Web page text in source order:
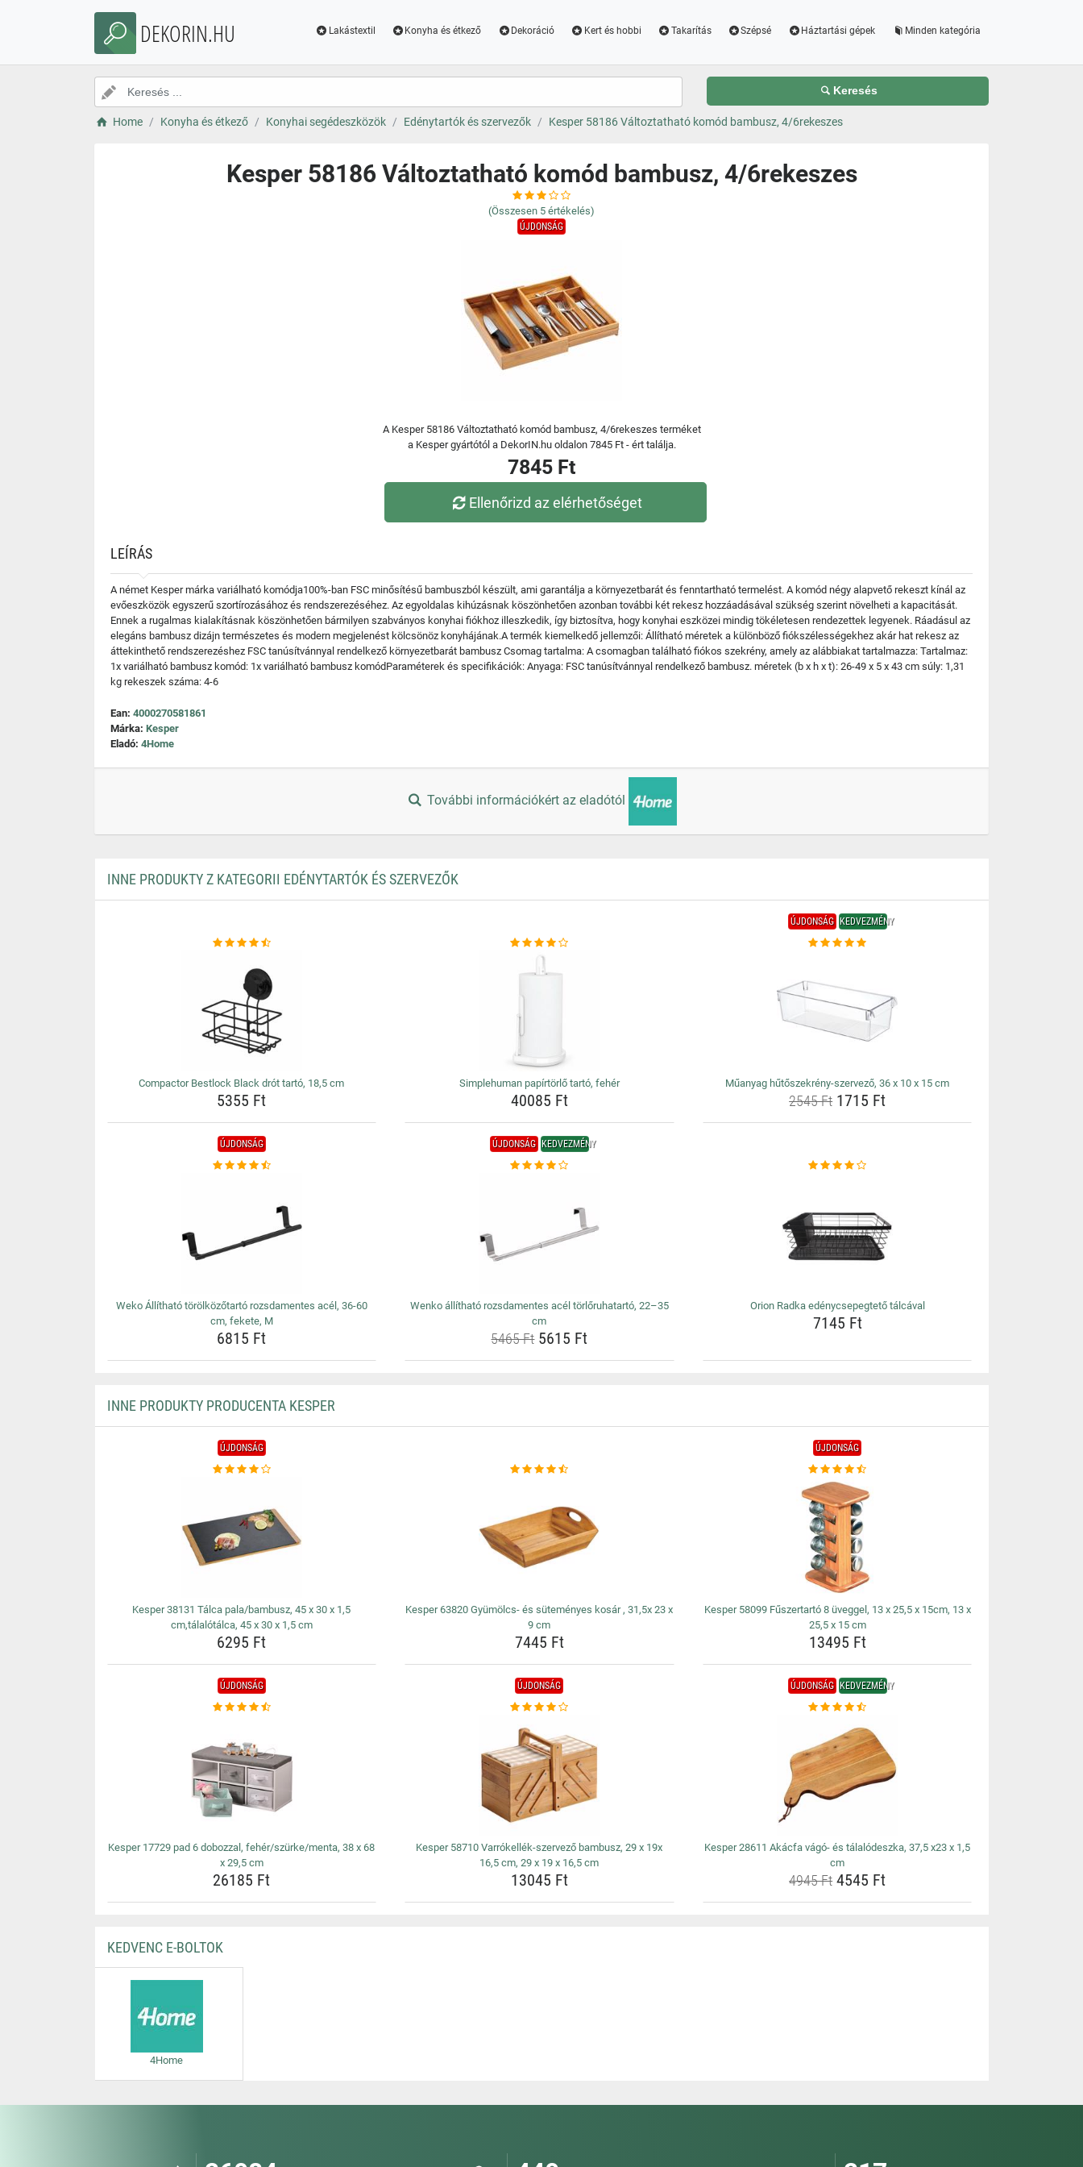
DEKORIN.HU Lakástextil Konyha és étkező Dekoráció Kert és hobbi Takarítás Szépsé Háztartási gépek Minden kategória
Keresés
Home Konyha és étkező Konyhai segédeszközök Edénytartók és szervezők Kesper 58186 Változtatható komód bambusz, 4/6rekeszes
Kesper 58186 Változtatható komód bambusz, 4/6rekeszes
(Összesen 5 értékelés)
ÚJDONSÁG
A Kesper 58186 Változtatható komód bambusz, 4/6rekeszes terméket
a Kesper gyártótól a DekorIN.hu oldalon 7845 Ft - ért találja.
7845 Ft
Ellenőrizd az elérhetőséget
LEÍRÁS
A német Kesper márka variálható komódja100%-ban FSC minősítésű bambuszból készült, ami garantálja a környezetbarát és fenntartható termelést. A komód négy alapvető rekeszt kínál az
evőeszközök egyszerű szortírozásához és rendszerezéséhez. Az egyoldalas kihúzásnak köszönhetően azonban további két rekesz hozzáadásával szükség szerint növelheti a kapacitását.
Ennek a rugalmas kialakításnak köszönhetően bármilyen szabványos konyhai fiókhoz illeszkedik, így biztosítva, hogy konyhai eszközei mindig tökéletesen rendezettek legyenek. Ráadásul az
elegáns bambusz dizájn természetes és modern megjelenést kölcsönöz konyhájának.A termék kiemelkedő jellemzői: Állítható méretek a különböző fiókszélességekhez akár hat rekesz az
áttekinthető rendszerezéshez FSC tanúsítvánnyal rendelkező környezetbarát bambusz Csomag tartalma: A csomagban található fiókos szekrény, amely az alábbiakat tartalmazza: Tartalmaz:
1x variálható bambusz komód: 1x variálható bambusz komódParaméterek és specifikációk: Anyaga: FSC tanúsítvánnyal rendelkező bambusz. méretek (b x h x t): 26-49 x 5 x 43 cm súly: 1,31
kg rekeszek száma: 4-6
Ean: 4000270581861
Márka: Kesper
Eladó: 4Home
További információkért az eladótól
INNE PRODUKTY Z KATEGORII EDÉNYTARTÓK ÉS SZERVEZŐK
Compactor Bestlock Black drót tartó, 18,5 cm
5355 Ft
Simplehuman papírtörlő tartó, fehér
40085 Ft
ÚJDONSÁG KEDVEZMÉNY
Műanyag hűtőszekrény-szervező, 36 x 10 x 15 cm
2545 Ft 1715 Ft
ÚJDONSÁG
Weko Állítható törölközőtartó rozsdamentes acél, 36-60
cm, fekete, M
6815 Ft
ÚJDONSÁG KEDVEZMÉNY
Wenko állítható rozsdamentes acél törlőruhatartó, 22–35
cm
5465 Ft5615 Ft
Orion Radka edénycsepegtető tálcával
7145 Ft
INNE PRODUKTY PRODUCENTA KESPER
ÚJDONSÁG
Kesper 38131 Tálca pala/bambusz, 45 x 30 x 1,5
cm,tálalótálca, 45 x 30 x 1,5 cm
6295 Ft
Kesper 63820 Gyümölcs- és süteményes kosár , 31,5x 23 x
9 cm
7445 Ft
ÚJDONSÁG
Kesper 58099 Fűszertartó 8 üveggel, 13 x 25,5 x 15cm, 13 x
25,5 x 15 cm
13495 Ft
ÚJDONSÁG
Kesper 17729 pad 6 dobozzal, fehér/szürke/menta, 38 x 68
x 29,5 cm
26185 Ft
ÚJDONSÁG
Kesper 58710 Varrókellék-szervező bambusz, 29 x 19x
16,5 cm, 29 x 19 x 16,5 cm
13045 Ft
ÚJDONSÁG KEDVEZMÉNY
Kesper 28611 Akácfa vágó- és tálalódeszka, 37,5 x23 x 1,5
cm
4945 Ft 4545 Ft
KEDVENC E-BOLTOK
4Home